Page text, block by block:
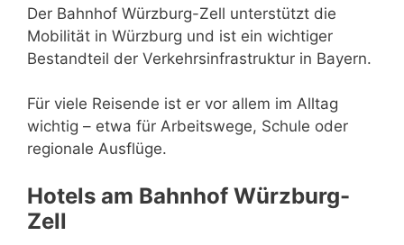
Der Bahnhof Würzburg-Zell unterstützt die
Mobilität in Würzburg und ist ein wichtiger
Bestandteil der Verkehrsinfrastruktur in Bayern.
Für viele Reisende ist er vor allem im Alltag
wichtig – etwa für Arbeitswege, Schule oder
regionale Ausflüge.
Hotels am Bahnhof Würzburg-
Zell